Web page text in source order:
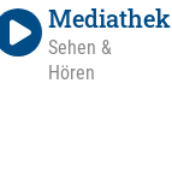
Mediathek
Sehen &
Hören